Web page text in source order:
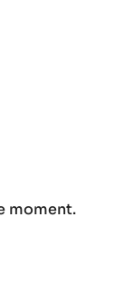
moment.